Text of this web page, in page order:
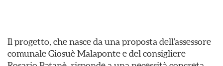
Il progetto, che nasce da una proposta dell’assessore
comunale Giosuè Malaponte e del consigliere